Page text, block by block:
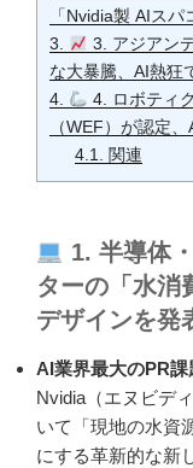
「Nvidia製 AIス
3.
3. アジアン
な大暴騰、AI熱狂
4.
4. ロボティ
（WEF）が認定
4.1. 関連
1. 半導体
ターの「水消
デザインを発
AI業界最大のPR
Nvidia（エヌビデ
いて「現地の水資
にする革新的な新